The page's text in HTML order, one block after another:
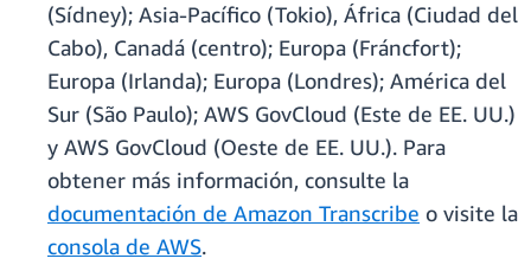
(Sídney); Asia-Pacífico (Tokio), África (Ciudad del
Cabo), Canadá (centro); Europa (Fráncfort);
Europa (Irlanda); Europa (Londres); América del
Sur (São Paulo); AWS GovCloud (Este de EE. UU.)
y AWS GovCloud (Oeste de EE. UU.). Para
obtener más información, consulte la
documentación de Amazon Transcribe o visite la
consola de AWS.